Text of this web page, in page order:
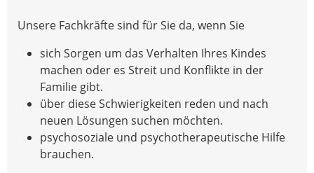
Unsere Fachkräfte sind für Sie da, wenn Sie
sich Sorgen um das Verhalten Ihres Kindes
machen oder es Streit und Konflikte in der
Familie gibt.
über diese Schwierigkeiten reden und nach
neuen Lösungen suchen möchten.
psychosoziale und psychotherapeutische Hilfe
brauchen.